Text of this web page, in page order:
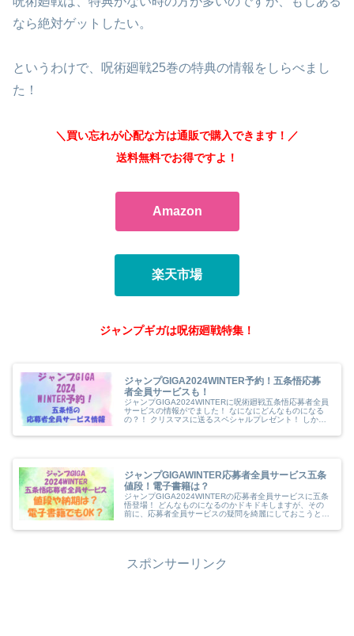
なら絶対ゲットしたい。
というわけで、呪術廻戦25巻の特典の情報をしらべまし
た！
＼買い忘れが心配な方は通販で購入できます！／
送料無料でお得ですよ！
Amazon
楽天市場
ジャンプギガは呪術廻戦特集！
ジャンプGIGA2024WINTER予約！五条悟応募
者全員サービスも！
ジャンプGIGA2024WINTERに呪術廻戦五条悟応募者全員
サービスの情報がでました！ なになにどんなものになる
の？！ クリスマスに送るスペシャルプレゼント！ しかも
せないです。 あれ、...
ジャンプGIGAWINTER応募者全員サービス五条
値段！電子書籍は？
ジャンプGIGA2024WINTERの応募者全員サービスに五条
悟登場！ どんなものになるのかドキドキしますが、その
前に、応募者全員サービスの疑問を綺麗にしておこうと思
るの？ ★いつ手元に届...
スポンサーリンク